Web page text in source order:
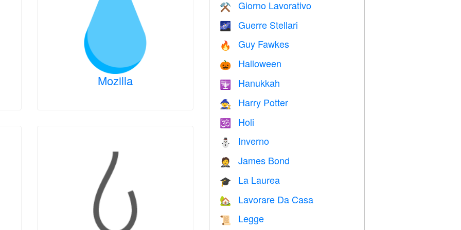
Mozilla
⚒️ Giorno Lavorativo
🌌 Guerre Stellari
🔥 Guy Fawkes
🎃 Halloween
🕎 Hanukkah
🧙 Harry Potter
🕉 Holi
⛄ Inverno
🤵 James Bond
🎓 La Laurea
🏡 Lavorare Da Casa
📜 Legge